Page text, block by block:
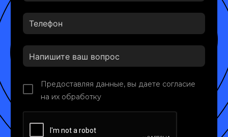
Предоставляя данные, вы даете согласие
на их обработку